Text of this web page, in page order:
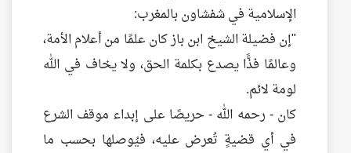
الإسلامية في شفشاون بالمغرب:
"إن فضيلة الشيخ ابن باز كان علمًا من أعلام الأمة،
وعالمًا فذًّا يصدع بكلمة الحق، ولا يخاف في الله
لومة لائم.
كان - رحمه الله - حريصًا على إبداء موقف الشرع
في أي قضيةٍ تُعرض عليه، فيُوصلها بحسب ما